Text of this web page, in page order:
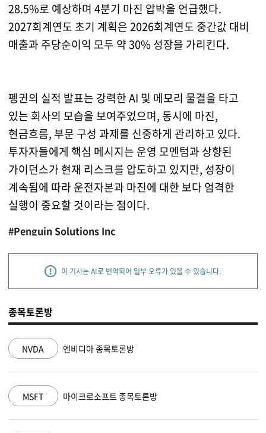
28.5%로 예상하며 4분기 마진 압박을 언급했다.
2027회계연도 초기 계획은 2026회계연도 중간값 대비
매출과 주당순이익 모두 약 30% 성장을 가리킨다.
펭귄의 실적 발표는 강력한 AI 및 메모리 물결을 타고
있는 회사의 모습을 보여주었으며, 동시에 마진,
현금흐름, 부문 구성 과제를 신중하게 관리하고 있다.
투자자들에게 핵심 메시지는 운영 모멘텀과 상향된
가이던스가 현재 리스크를 압도하고 있지만, 성장이
계속됨에 따라 운전자본과 마진에 대한 보다 엄격한
실행이 중요할 것이라는 점이다.
#Penguin Solutions Inc
이 기사는 AI로 번역되어 일부 오류가 있을 수 있습니다.
종목토론방
NVDA 엔비디아 종목토론방
MSFT 마이크로소프트 종목토론방